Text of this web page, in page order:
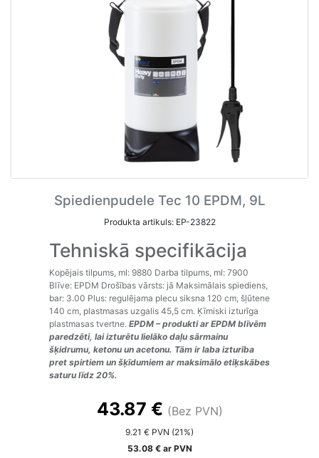
Spiedienpudele Tec 10 EPDM, 9L
Produkta artikuls: EP-23822
Tehniskā specifikācija
Kopējais tilpums, ml: 9880 Darba tilpums, ml: 7900
Blīve: EPDM Drošības vārsts: jā Maksimālais spiediens,
bar: 3.00 Plus: regulējama plecu siksna 120 cm, šļūtene
140 cm, plastmasas uzgalis 45,5 cm. Ķīmiski izturīga
plastmasas tvertne. EPDM – produkti ar EPDM blīvēm
paredzēti, lai izturētu lielāko daļu sārmainu
šķidrumu, ketonu un acetonu. Tām ir laba izturība
pret spirtiem un šķīdumiem ar maksimālo etiķskābes
saturu līdz 20%.
43.87 € (Bez PVN)
9.21 € PVN (21%)
53.08 € ar PVN